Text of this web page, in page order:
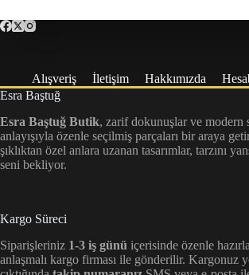
Alışveriş İletişim Hakkımızda
Esra Baştuğ
Esra Baştuğ Butik, zarif dokunuşlar ve modern
anlayışıyla özenle seçilmiş parçaları bir araya
şıklıktan özel anlara uzanan tasarımlar, tarzını
seni bekliyor.
Kargo Süreci
Siparişleriniz 1-3 iş günü içerisinde özenle
anlaşmalı kargo firması ile gönderilir. Kargonuz